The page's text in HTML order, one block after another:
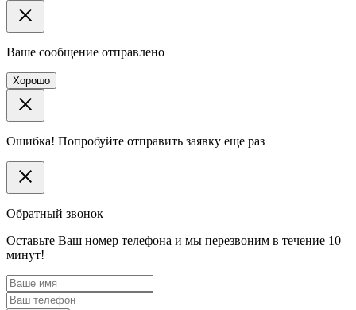
Ваше сообщение отправлено
Хорошо
Ошибка! Попробуйте отправить заявку еще раз
Обратный звонок
Оставьте Ваш номер телефона и мы перезвоним в течение 10
минут!